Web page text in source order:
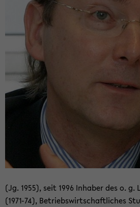
(Jg. 1955), seit 1996 In­ha­ber des o.
(1971-​74), Be­triebs­wirt­schaft­li­ches